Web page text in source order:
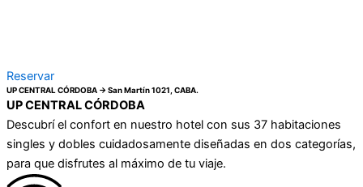
Reservar
UP CENTRAL CÓRDOBA → San Martín 1021, CABA.
UP CENTRAL CÓRDOBA
Descubrí el confort en nuestro hotel con sus 37 habitaciones
singles y dobles cuidadosamente diseñadas en dos categorías,
para que disfrutes al máximo de tu viaje.